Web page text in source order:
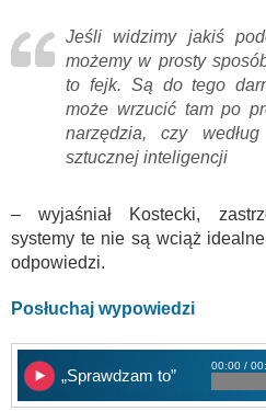
Jeśli widzimy jakiś
możemy w prosty
to fejk. Są do tego
może wrzucić tam po
narzędzia, czy
sztucznej inteligencji
– wyjaśniał Kostecki,
systemy te nie są wciąż
odpowiedzi.
Posłuchaj wypowiedzi
„Sprawdzam to”
00:00 /